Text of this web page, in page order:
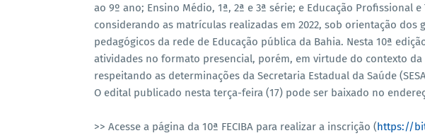
ao 9º ano; Ensino Médio, 1ª, 2ª e 3ª série; e Educação Profissional e
considerando as matrículas realizadas em 2022, sob orientação
pedagógicos da rede de Educação pública da Bahia. Nesta 10ª
atividades no formato presencial, porém, em virtude do contexto
respeitando as determinações da Secretaria Estadual da Saúde
O edital publicado nesta terça-feira (17) pode ser baixado no
>> Acesse a página da 10ª FECIBA para realizar a inscrição (https://